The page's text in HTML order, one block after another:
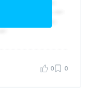
0 0